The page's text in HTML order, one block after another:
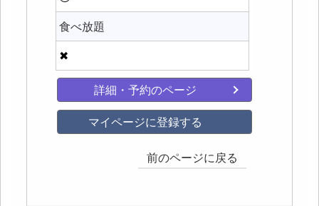
食べ放題
✖
詳細・予約のページ
マイページに登録する
前のページに戻る